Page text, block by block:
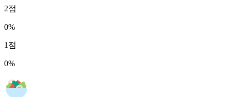
2점
0%
1 점
0%